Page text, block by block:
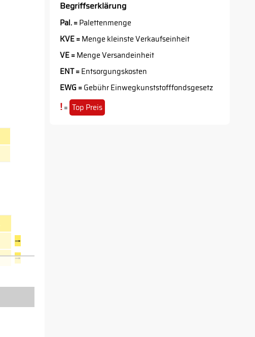
→
→
Begriffserklärung
Pal. =Palettenmenge
KVE =Menge kleinste Verkaufseinheit
VE =Menge Versandeinheit
ENT =Entsorgungskosten
EWG =Gebühr Einwegkunststofffondsgesetz
!= Top Preis